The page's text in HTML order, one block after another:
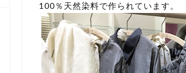
100％天然染料で作られています。